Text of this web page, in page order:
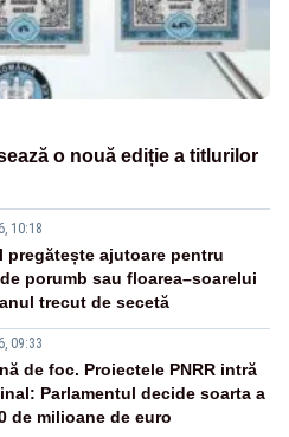
o nouă ediție a titlurilor
10:18
pregătește ajutoare pentru
porumb sau floarea–soarelui
trecut de secetă
09:33
de foc. Proiectele PNRR intră
Parlamentul decide soarta a
de milioane de euro